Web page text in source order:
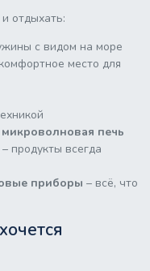
отдыхать:
с видом на море
место для
печь
продукты всегда
приборы – всё, что